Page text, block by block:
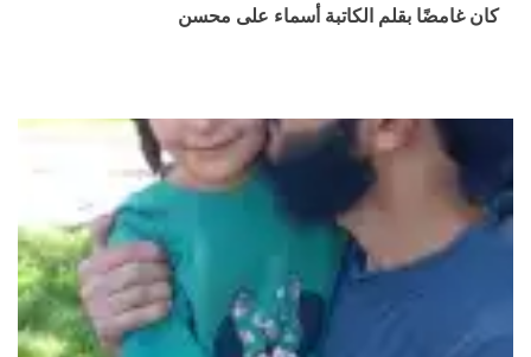
كان غامضًا بقلم الكاتبة أسماء على محسن